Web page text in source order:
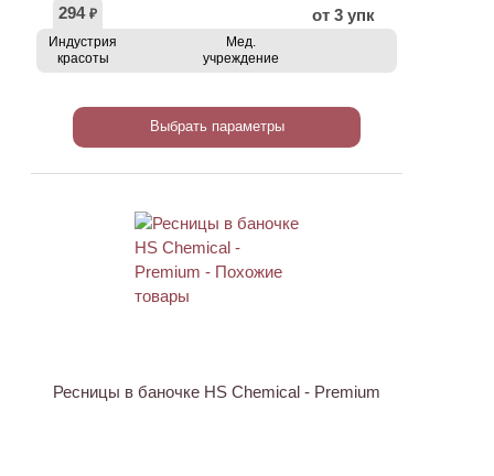
294 ₽ от 3 упк
Индустрия
красоты
Мед.
учреждение
Выбрать параметры
Ресницы в баночке HS Chemical - Premium